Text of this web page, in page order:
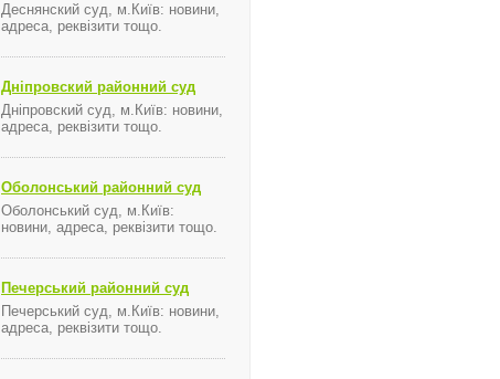
Деснянский суд, м.Київ: новини,
адреса, реквізити тощо.
Дніпровский районний суд
Дніпровский суд, м.Київ: новини,
адреса, реквізити тощо.
Оболонський районний суд
Оболонський суд, м.Київ:
новини, адреса, реквізити тощо.
Печерський районний суд
Печерський суд, м.Київ: новини,
адреса, реквізити тощо.